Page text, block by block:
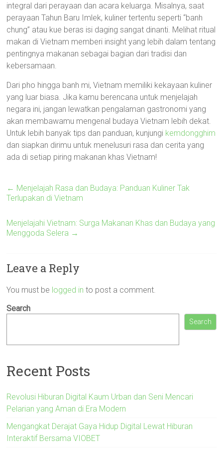
integral dari perayaan dan acara keluarga. Misalnya, saat
perayaan Tahun Baru Imlek, kuliner tertentu seperti “banh
chung” atau kue beras isi daging sangat dinanti. Melihat ritual
makan di Vietnam memberi insight yang lebih dalam tentang
pentingnya makanan sebagai bagian dari tradisi dan
kebersamaan.
Dari pho hingga banh mi, Vietnam memiliki kekayaan kuliner
yang luar biasa. Jika kamu berencana untuk menjelajah
negara ini, jangan lewatkan pengalaman gastronomi yang
akan membawamu mengenal budaya Vietnam lebih dekat.
Untuk lebih banyak tips dan panduan, kunjungi kemdongghim
dan siapkan dirimu untuk menelusuri rasa dan cerita yang
ada di setiap piring makanan khas Vietnam!
← Menjelajah Rasa dan Budaya: Panduan Kuliner Tak
Terlupakan di Vietnam
Menjelajahi Vietnam: Surga Makanan Khas dan Budaya yang
Menggoda Selera →
Leave a Reply
You must be logged in to post a comment.
Search
Search
Recent Posts
Revolusi Hiburan Digital Kaum Urban dan Seni Mencari
Pelarian yang Aman di Era Modern
Mengangkat Derajat Gaya Hidup Digital Lewat Hiburan
Interaktif Bersama VIOBET